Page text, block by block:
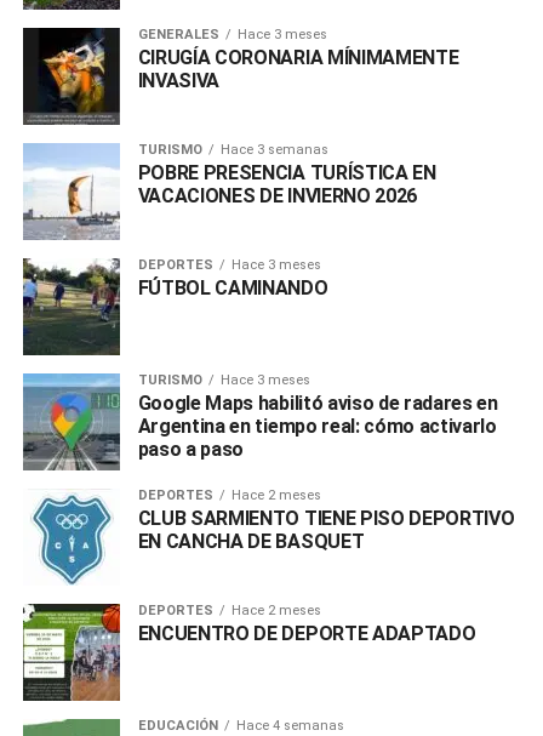
GENERALES Hace 3 meses
CIRUGÍA CORONARIA MÍNIMAMENTE
INVASIVA
TURISMO Hace 3 semanas
POBRE PRESENCIA TURÍSTICA EN
VACACIONES DE INVIERNO 2026
DEPORTES Hace 3 meses
FÚTBOL CAMINANDO
TURISMO Hace 3 meses
Google Maps habilitó aviso de radares en
Argentina en tiempo real: cómo activarlo
paso a paso
DEPORTES Hace 2 meses
CLUB SARMIENTO TIENE PISO DEPORTIVO
EN CANCHA DE BASQUET
DEPORTES Hace 2 meses
ENCUENTRO DE DEPORTE ADAPTADO
EDUCACIÓN Hace 4 semanas